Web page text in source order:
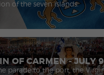
of the seven islands.
OF CARMEN - JULY 9
parade to the port, the